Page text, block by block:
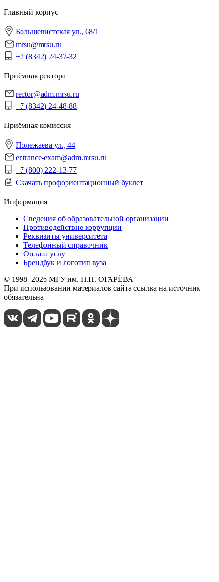
Главный корпус
Большевистская ул., 68/1
mrsu@mrsu.ru
+7 (8342) 24-37-32
Приёмная ректора
rector@adm.mrsu.ru
+7 (8342) 24-48-88
Приёмная комиссия
Полежаева ул., 44
entrance-exam@adm.mrsu.ru
+7 (800) 222-13-77
Скачать профориентационный буклет
Информация
Сведения об образовательной организации
Противодействие коррупции
Реквизиты университета
Телефонный справочник
Оплата услуг
Брендбук и логотип вуза
© 1998–2026 МГУ им. Н.П. ОГАРЁВА
При использовании материалов сайта ссылка на источник
обязательна